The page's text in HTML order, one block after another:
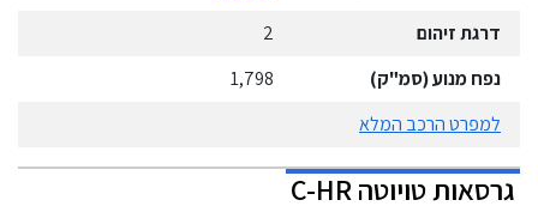
דרגת זיהום
2
נפח מנוע (סמ"ק)
1,798
למפרט הרכב המלא
גרסאותטויוטהC-HR